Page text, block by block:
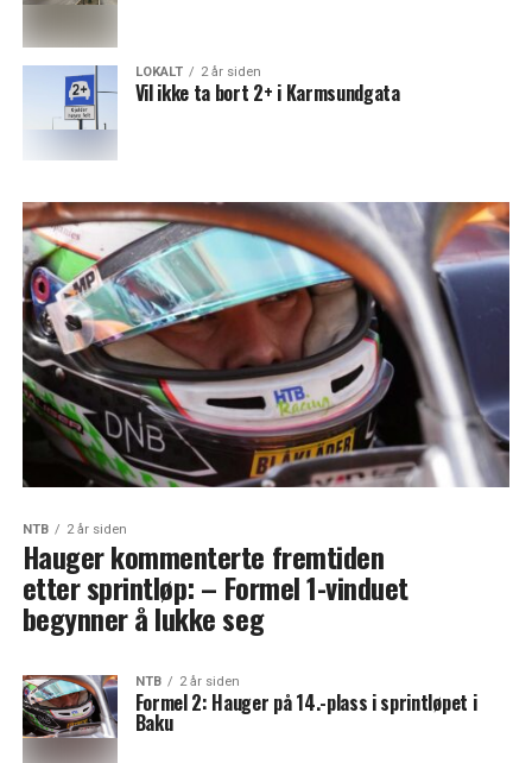
LOKALT 2 år siden
Vil ikke ta bort 2+ i Karmsundgata
NTB 2 år siden
Hauger kommenterte fremtiden
etter sprintløp: – Formel 1-vinduet
begynner å lukke seg
NTB 2 år siden
Formel 2: Hauger på 14.-plass i sprintløpet i
Baku